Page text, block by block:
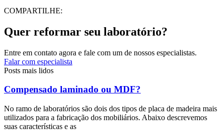
COMPARTILHE:
Quer reformar seu laboratório?
Entre em contato agora e fale com um de nossos especialistas.
Falar com especialista
Posts mais lidos
Compensado laminado ou MDF?
No ramo de laboratórios são dois dos tipos de placa de madeira mais
utilizados para a fabricação dos mobiliários. Abaixo descrevemos
suas características e as